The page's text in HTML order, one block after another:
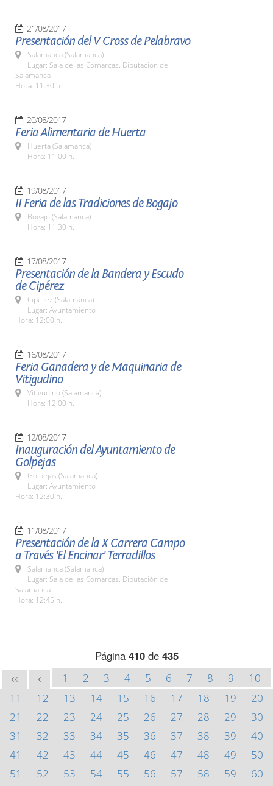
21/08/2017
Presentación del V Cross de Pelabravo
Salamanca (Salamanca)
Lugar: Sala de las Comarcas. Diputación de
Salamanca
Hora: 11:30 h.
20/08/2017
Feria Alimentaria de Huerta
Huerta (Salamanca)
Hora: 11:00 h.
19/08/2017
II Feria de las Tradiciones de Bogajo
Bogajo (Salamanca)
Hora: 11:30 h.
17/08/2017
Presentación de la Bandera y Escudo
de Cipérez
Cipérez (Salamanca)
Lugar: Ayuntamiento
Hora: 12:00 h.
16/08/2017
Feria Ganadera y de Maquinaria de
Vitigudino
Vitigudino (Salamanca)
Hora: 12:00 h.
12/08/2017
Inauguración del Ayuntamiento de
Golpejas
Golpejas (Salamanca)
Lugar: Ayuntamiento
Hora: 12:30 h.
11/08/2017
Presentación de la X Carrera Campo
a Través 'El Encinar' Terradillos
Salamanca (Salamanca)
Lugar: Sala de las Comarcas. Diputación de
Salamanca
Hora: 12:45 h.
Página 410de 435
<< < 1 2 3 4 5 6 7 8 9
10
11
12 13 14 15 16 17 18 19
20
21
22 23 24 25 26 27 28 29
30
31
32 33 34 35 36 37 38 39
40
41
42 43 44 45 46 47 48 49
50
51
52 53 54 55 56 57 58 59
60